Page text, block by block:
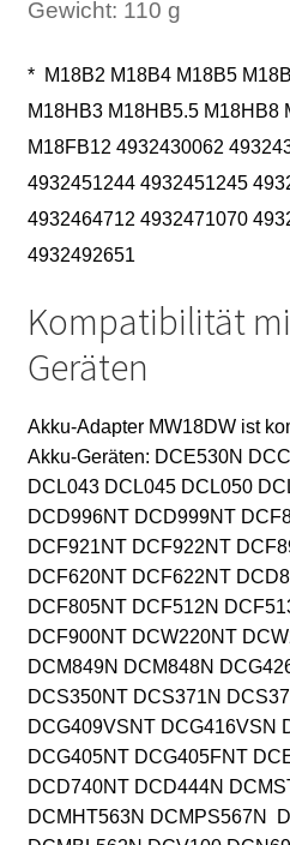
WÜRTH
Gewicht: 110 g
* M18B2 M18B4 M18B5
M18HB3 M18HB5.5 M18HB8
M18FB12 4932430062
4932451244 4932451245
4932464712 4932471070
4932492651
Kompatibilität
Geräten
Akku-Adapter MW18DW ist
Akku-Geräten: DCE530N
DCL043 DCL045 DCL050
DCD996NT DCD999NT
DCF921NT DCF922NT
DCF620NT DCF622NT
DCF805NT DCF512N
DCF900NT DCW220NT
DCM849N DCM848N
DCS350NT DCS371N
DCG409VSNT DCG416VSN
DCG405NT DCG405FNT
DCD740NT DCD444N
DCMHT563N DCMPS567N